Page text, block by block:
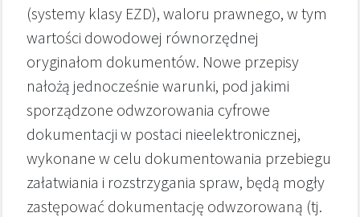
(systemy klasy EZD), waloru prawnego, w tym
wartości dowodowej równorzędnej
oryginałom dokumentów. Nowe przepisy
nałożą jednocześnie warunki, pod jakimi
sporządzone odwzorowania cyfrowe
dokumentacji w postaci nieelektronicznej,
wykonane w celu dokumentowania przebiegu
załatwiania i rozstrzygania spraw, będą mogły
zastępować dokumentację odwzorowaną (tj.